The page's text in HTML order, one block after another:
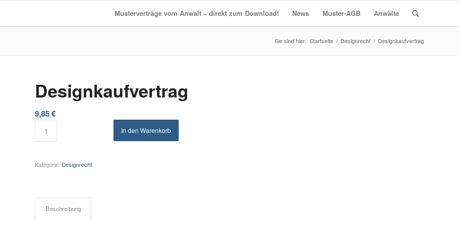
Musterverträge vom Anwalt – direkt zum Download! News Muster-AGB Anwälte
Startseite / Designrecht / Designkaufvertrag
Designkaufvertrag
9,85€
In den Warenkorb
Kategorie: Designrecht
Beschreibung